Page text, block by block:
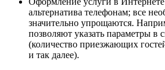
альтернатива телефонам; все
значительно упрощаются.
позволяют указать параметры в
(количество приезжающих
и так далее).